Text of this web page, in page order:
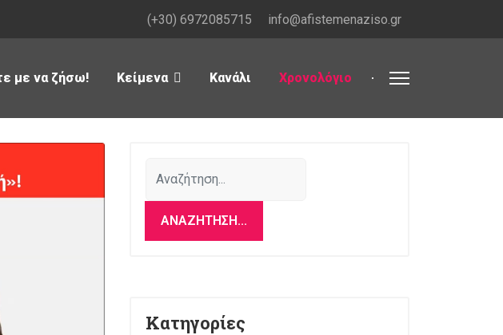
(+30) 6972085715 info@afistemenaziso.gr
με να ζήσω! Κείμενα Κανάλι Χρονολόγιο
ΑΝΑΖΉΤΗΣΗ...
Κατηγορίες